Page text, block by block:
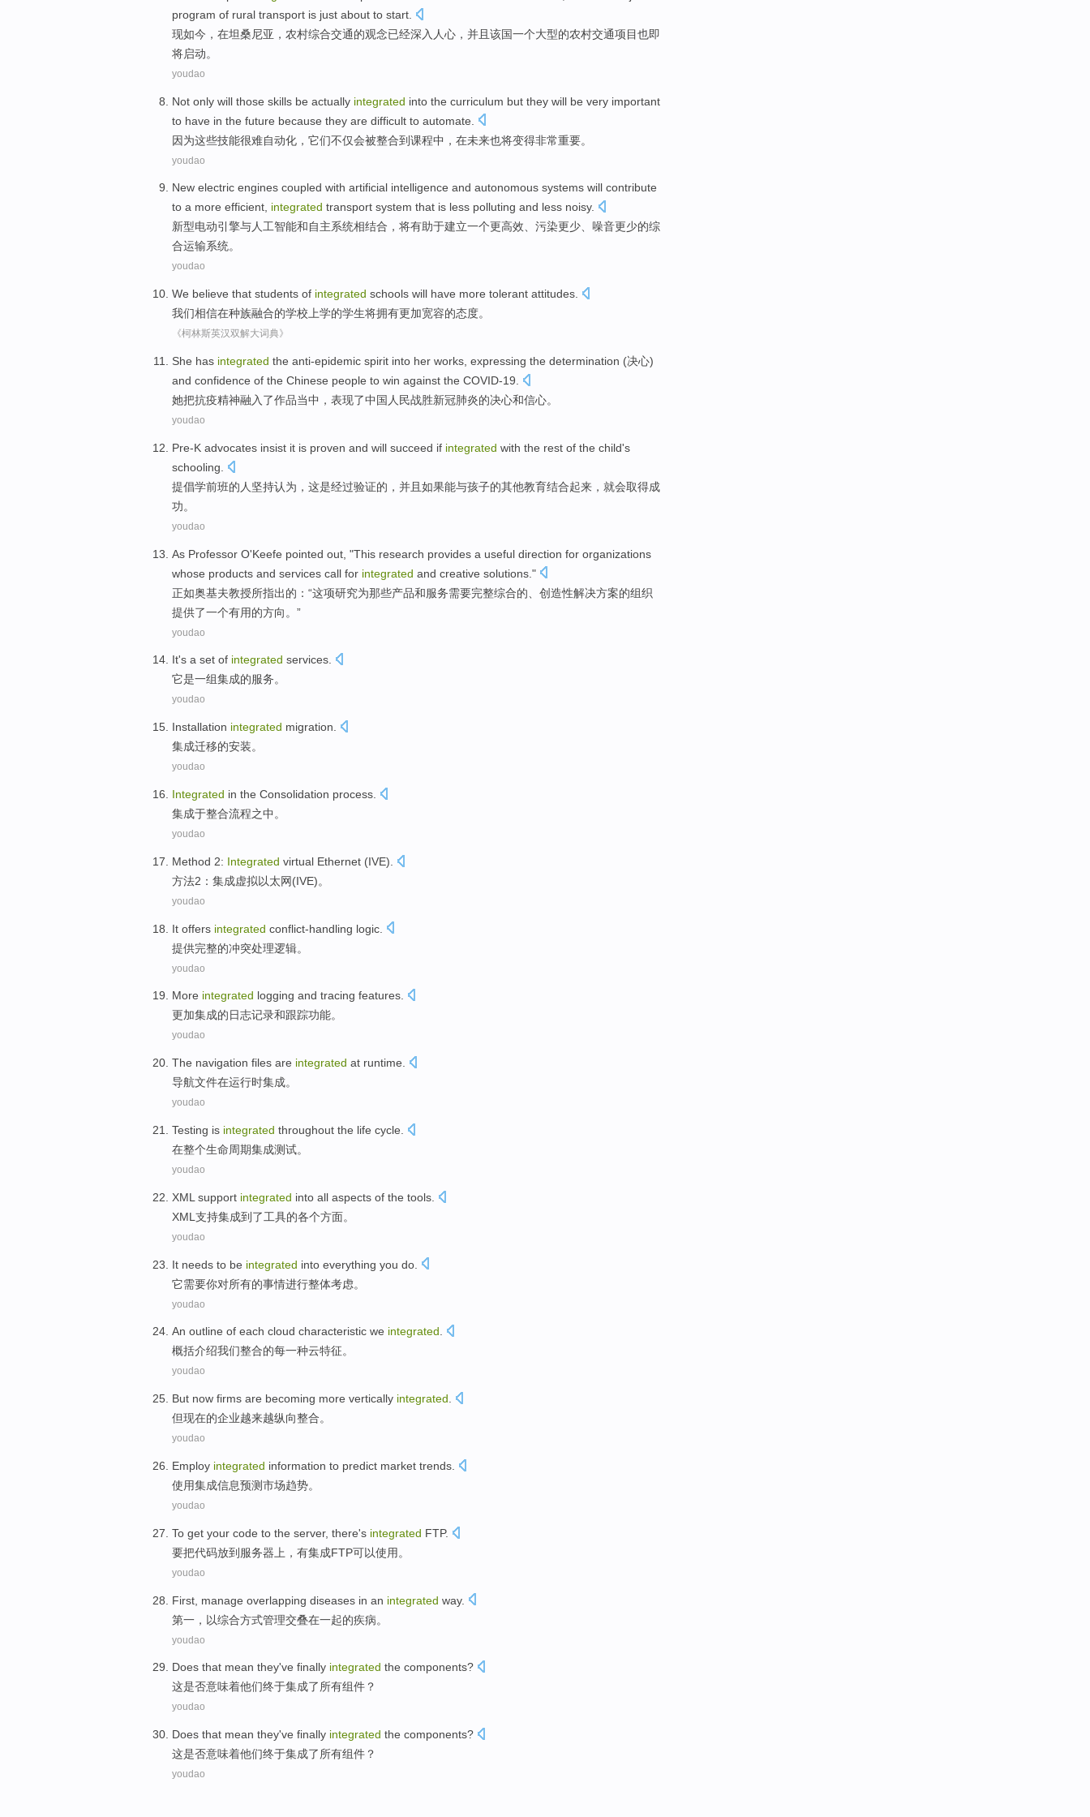
program of rural transport is just about to start
现如今， 在坦桑尼亚 ， 农村综合交通的观念已经深入人心，并且该国一个大型的农村交通项目也即
将启动。
youdao
Not only will those skills be actually integrated into the curriculum but they will be very important
to have in the future because they are difficult to automate
因为这些技能很难自动化 ， 它们不仅会被整合到课程中 ， 在未来也将变得非常重要。
youdao
New electric engines coupled with artificial intelligence and autonomous systems will contribute
to a more efficient, integrated transport system that is less polluting and less noisy.
新型电动引擎与人工智能和自主系统相结合 ， 将有助于建立一个更高效、 污染更少、 噪音更少的综
合运输系统。
youdao
We believe that students of integrated schools will have more tolerant attitudes
我们相信在种族融合的学校上学的学生将拥有更加宽容的态度。
《柯林斯英汉双解大词典》
She has integrated the anti-epidemic spirit into her works, expressing the determination (决心)
and confidence of the Chinese people to win against the COVID-19.
她把抗疫精神融入了作品当中，表现了中国人民战胜新冠肺炎的决心和信心。
youdao
Pre-K advocates insist it is proven and will succeed if integrated with the rest of the child's
schooling
提倡学前班的 人 坚持认为 ， 这是经过验证的 ，并且 如果能与孩子的其他教育结合起来 ， 就会取得成
功。
youdao
As Professor O'Keefe pointed out , "This research provides a useful direction for organizations
whose products and services call for integrated and creative solutions ."
正如奥基夫教授所指出的：“这项研究为那些产品和服务需要完整综合的、创造性解决方案的组织
提供了一个有用的方向 。”
youdao
It's a set of integrated services.
它是一组集成的服务。
youdao
Installation integrated migration
集成迁移的安装。
youdao
Integrated in the Consolidation process
集成于整合流程之中 。
youdao
Method 2: Integrated virtual Ethernet (IVE).
方法2 ： 集成虚拟以太网(IVE)。
youdao
It offers integrated conflict-handling logic
提供完整的冲突处理逻辑。
youdao
More integrated logging and tracing features.
更加集成的日志记录和跟踪功能。
youdao
The navigation files are integrated at runtime
导航文件在运行时集成。
youdao
Testing is integrated throughout the life cycle
在整个生命周期集成测试。
youdao
XML support integrated into all aspects of the tools
XML 支持集成到了工具的各个方面。
youdao
It needs to be integrated into everything you do.
它需要你对所有的事情进行整体考虑。
youdao
An outline of each cloud characteristic we integrated.
概括介绍我们整合的每一种云特征。
youdao
But now firms are becoming more vertically integrated
但现在的企业越来越纵向整合。
youdao
Employ integrated information to predict market trends
使用集成信息预测市场趋势。
youdao
To get your code to the server, there's integrated FTP.
要把代码放到 服务器 上 ， 有集成FTP可以使用。
youdao
First manage overlapping diseases in an integrated way.
第一 ， 以综合方式管理交叠在一起的疾病。
youdao
Does that mean they've finally integrated the components?
这是否意味着他们终于集成了所有组件 ？
youdao
Does that mean they've finally integrated the components?
这是否意味着他们终于集成了所有组件 ？
youdao